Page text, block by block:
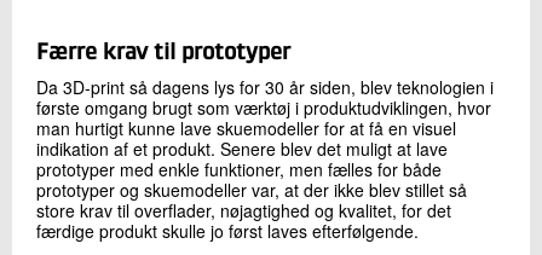
Færre krav til prototyper
Da 3D-print så dagens lys for 30 år siden, blev teknologien i
første omgang brugt som værktøj i produktudviklingen, hvor
man hurtigt kunne lave skuemodeller for at få en visuel
indikation af et produkt. Senere blev det muligt at lave
prototyper med enkle funktioner, men fælles for både
prototyper og skuemodeller var, at der ikke blev stillet så
store krav til overflader, nøjagtighed og kvalitet, for det
færdige produkt skulle jo først laves efterfølgende.